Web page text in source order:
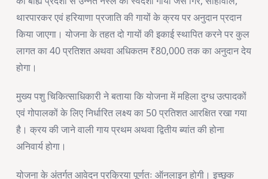
थारपारकर एवं हरियाणा प्रजाति की गायों के क्रय पर अनुदान प्रदान
किया जाएगा। योजना के तहत दो गायों की इकाई स्थापित करने पर कुल
लागत का 40 प्रतिशत अथवा अधिकतम ₹80,000 तक का अनुदान देय
होगा।
मुख्य पशु चिकित्साधिकारी ने बताया कि योजना में महिला दुग्ध उत्पादकों
एवं गोपालकों के लिए निर्धारित लक्ष्य का 50 प्रतिशत आरक्षित रखा गया
है। क्रय की जाने वाली गाय प्रथम अथवा द्वितीय ब्यांत की होना
अनिवार्य होगा।
योजना के अंतर्गत आवेदन प्रक्रिया पूर्णतः ऑनलाइन होगी। इच्छुक